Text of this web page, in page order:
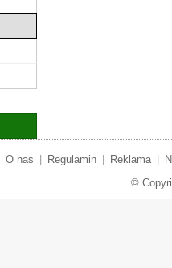
O nas Regulamin Reklama
©